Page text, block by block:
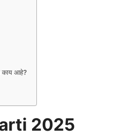
काय आहे?
2025